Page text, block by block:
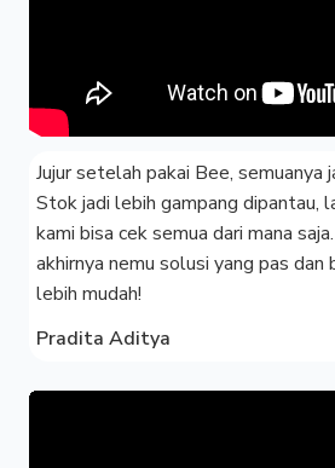
Jujur setelah pakai Bee, semuanya
Stok jadi lebih gampang dipantau,
kami bisa cek semua dari mana
akhirnya nemu solusi yang pas dan
lebih mudah!
Pradita Aditya